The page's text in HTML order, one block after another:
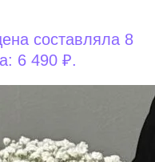
составляла 8
6 490 ₽.